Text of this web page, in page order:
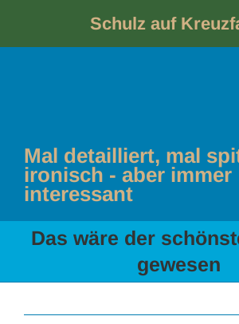
Schulz auf
Mal detailliert, mal
ironisch - aber immer
interessant
Das wäre der
gewesen